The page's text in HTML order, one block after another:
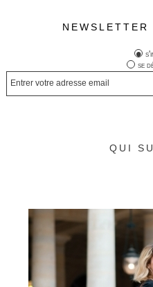
se
QUI